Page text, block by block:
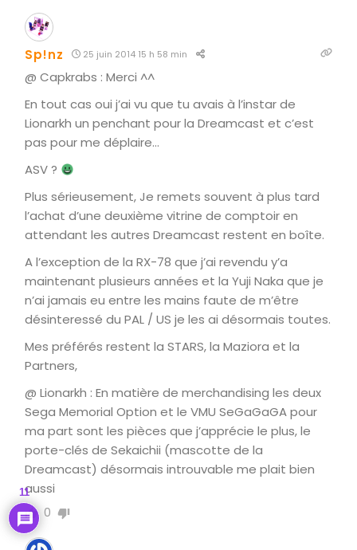
Sp!nz 25 juin 2014 15 h 58 min
@ Capkrabs : Merci ^^
En tout cas oui j’ai vu que tu avais à l’instar de
Lionarkh un penchant pour la Dreamcast et c’est
pas pour me déplaire…
ASV ?
Plus sérieusement, Je remets souvent à plus tard
l’achat d’une deuxième vitrine de comptoir en
attendant les autres Dreamcast restent en boîte.
A l’exception de la RX-78 que j’ai revendu y’a
maintenant plusieurs années et la Yuji Naka que je
n’ai jamais eu entre les mains faute de m’être
désinteressé du PAL / US je les ai désormais toutes.
Mes préférés restent la STARS, la Maziora et la
Partners,
@ Lionarkh : En matière de merchandising les deux
Sega Memorial Option et le VMU SeGaGaGA pour
ma part sont les pièces que j’apprécie le plus, le
porte-clés de Sekaichii (mascotte de la
Dreamcast) désormais introuvable me plait bien
aussi
0
11